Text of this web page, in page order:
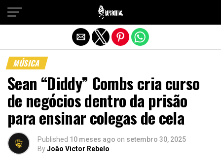
MÚSICA
Sean “Diddy” Combs cria curso
de negócios dentro da prisão
para ensinar colegas de cela
Published 10 meses ago on setembro 30, 2025
ByJoão Victor Rebelo
Sair da versão mobile